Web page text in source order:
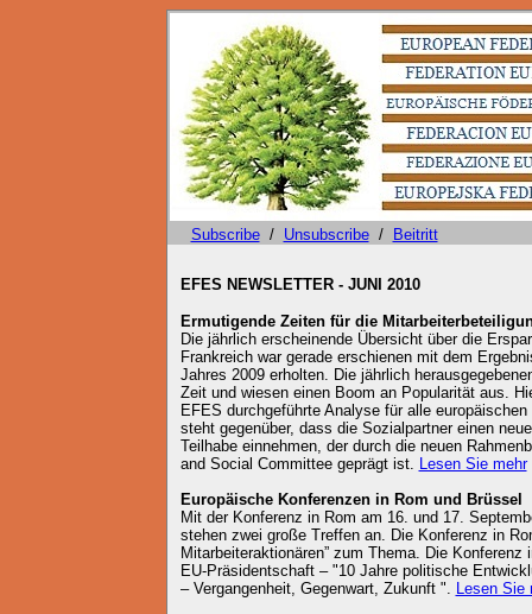
Subscribe/ Unsubscribe/ Beitritt
EFES NEWSLETTER - JUNI 2010
Ermutigende Zeiten für die
Die jährlich erscheinende Übersicht über die
Frankreich war gerade erschienen mit dem
Jahres 2009 erholten. Die jährlich
Zeit und wiesen einen Boom an Popularität aus.
EFES durchgeführte Analyse für alle
steht gegenüber, dass die Sozialpartner einen
Teilhabe einnehmen, der durch die neuen
and Social Committee geprägt ist. Lesen Sie mehr
Europäische Konferenzen in Rom und Brüssel
Mit der Konferenz in Rom am 16. und 17.
stehen zwei große Treffen an. Die Konferenz in
Mitarbeiteraktionären” zum Thema. Die
EU-Präsidentschaft – "10 Jahre politische
– Vergangenheit, Gegenwart, Zukunft ". Lesen Sie